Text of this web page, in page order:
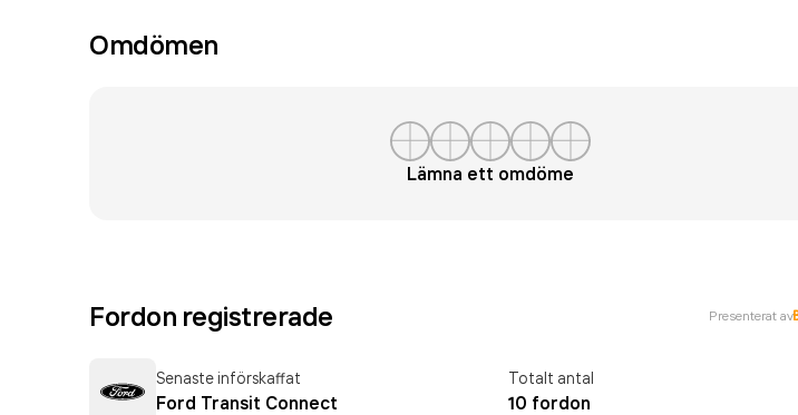
Omdömen
Lämna ett omdöme
Fordon registrerade Presenterat av
Senaste införskaffat
Ford Transit Connect
Totalt antal
10 fordon